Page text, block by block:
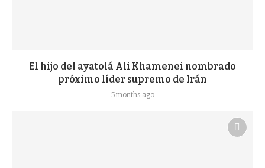
El hijo del ayatolá Ali Khamenei nombrado
próximo líder supremo de Irán
5 months ago